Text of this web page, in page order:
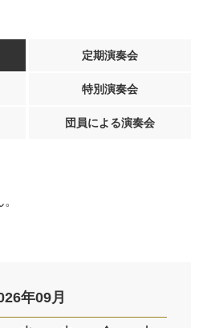
定期演奏会
特別演奏会
団員による演奏会
年09月